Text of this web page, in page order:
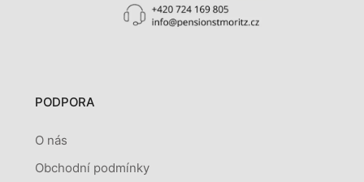
PODPORA
O nás
Obchodní podmínky